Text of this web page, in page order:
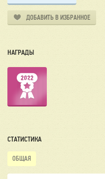
ДОБАВИТЬ В ИЗБРАННОЕ
НАГРАДЫ
СТАТИСТИКА
ОБЩАЯ